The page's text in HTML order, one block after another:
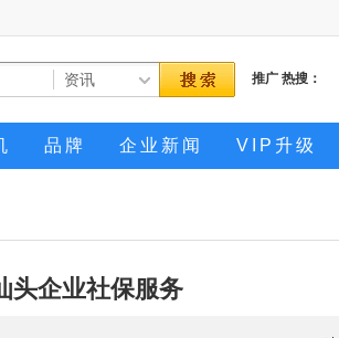
推广 热搜：
品牌 企业新闻 VIP升级
头企业社保服务